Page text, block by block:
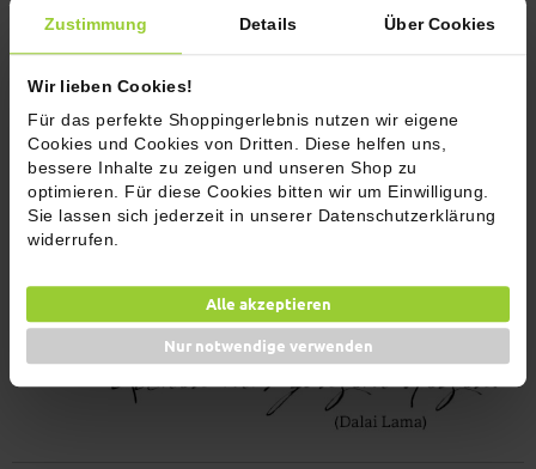
Zustimmung Details Über Cookies
Wir lieben Cookies!
Für das perfekte Shoppingerlebnis nutzen wir eigene
Cookies und Cookies von Dritten. Diese helfen uns,
bessere Inhalte zu zeigen und unseren Shop zu
optimieren. Für diese Cookies bitten wir um Einwilligung.
Sie lassen sich jederzeit in unserer Datenschutzerklärung
widerrufen.
Alle akzeptieren
Nur notwendige verwenden